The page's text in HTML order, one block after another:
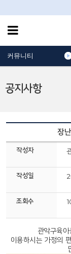
공지사항
커뮤니티
장
작성자
작성일
조회수
관악구육
이용하시는 가정의